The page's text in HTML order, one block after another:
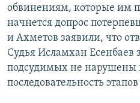
обвинениям, которые им
начнется допрос
и Ахметов заявили, что
Судья Исламхан Есенбаев
подсудимых не нарушены
последовательность